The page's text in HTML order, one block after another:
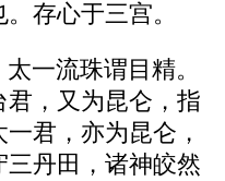
存心于三宫。
一流珠谓目精。
君，又为昆仑，指
君，亦为昆仑，
丹田，诸神皎然